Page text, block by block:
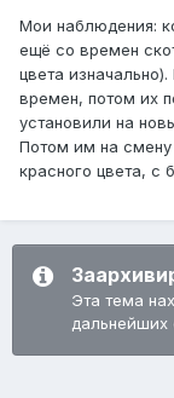
Мои наблюдения:
ещё со времен
цвета
времен, потом их
установили на
Потом им на
красного цвета, с
Эта тема
дальнейших